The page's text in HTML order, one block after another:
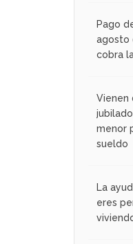
Pago
agosto
cobra
Vienen
menor
sueldo
La
eres